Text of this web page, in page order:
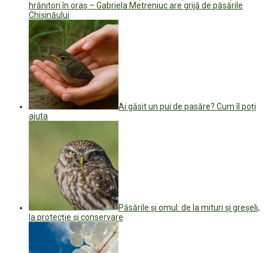
hrănitori în oraș – Gabriela Metreniuc are grijă de păsările
Chișinăului
Ai găsit un pui de pasăre? Cum îl poți
ajuta
Păsările și omul: de la mituri și greșeli,
la protecție și conservare